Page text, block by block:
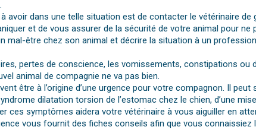
avoir dans une telle situation est de contacter le vétérinaire
et de vous assurer de la sécurité de votre animal pour ne
mal-être chez son animal et décrire la situation à un
pertes de conscience, les vomissements, constipations ou
animal de compagnie ne va pas bien.
être à l’origine d’une urgence pour votre compagnon. Il
dilatation torsion de l’estomac chez le chien, d’une
ces symptômes aidera votre vétérinaire à vous aiguiller en
vous fournit des fiches conseils afin que vous